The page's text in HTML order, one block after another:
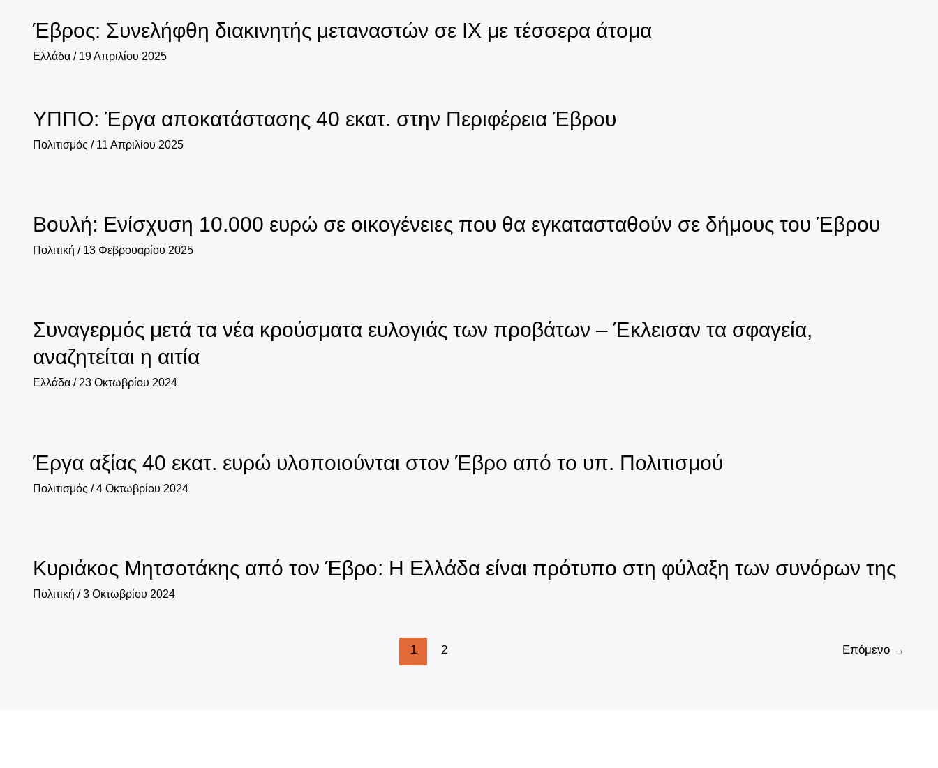
Έβρος: Συνελήφθη διακινητής μεταναστών σε ΙΧ με τέσσερα άτομα
Ελλάδα / 19 Απριλίου 2025
ΥΠΠΟ: Έργα αποκατάστασης 40 εκατ. στην Περιφέρεια Έβρου
Πολιτισμός / 11 Απριλίου 2025
Βουλή: Ενίσχυση 10.000 ευρώ σε οικογένειες που θα εγκατασταθούν σε δήμους του Έβρου
Πολιτική / 13 Φεβρουαρίου 2025
Συναγερμός μετά τα νέα κρούσματα ευλογιάς των προβάτων – Έκλεισαν τα σφαγεία,
αναζητείται η αιτία
Ελλάδα / 23 Οκτωβρίου 2024
Έργα αξίας 40 εκατ. ευρώ υλοποιούνται στον Έβρο από το υπ. Πολιτισμού
Πολιτισμός /4 Οκτωβρίου 2024
Κυριάκος Μητσοτάκης από τον Έβρο: Η Ελλάδα είναι πρότυπο στη φύλαξη των συνόρων της
Πολιτική /3 Οκτωβρίου 2024
1 2 Επόμενο →